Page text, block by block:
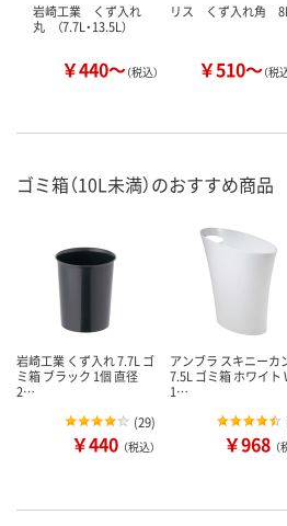
岩崎工業 くず入れ
丸 （7.7L・13.5L）
￥440～（税込）
リス くず入れ角 8L
￥510～（税
ゴミ箱（10L未満）のおすすめ商品
岩崎工業 くず入れ 7.7L ゴ
ミ箱 ブラック 1個 直径
2…
(29)
￥440 （税込）
アンブラ スキニーカ
7.5L ゴミ箱 ホワイト
1…
￥968 （